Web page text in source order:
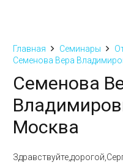
Главная Семинары
Семенова Вера
Семенова
Москва